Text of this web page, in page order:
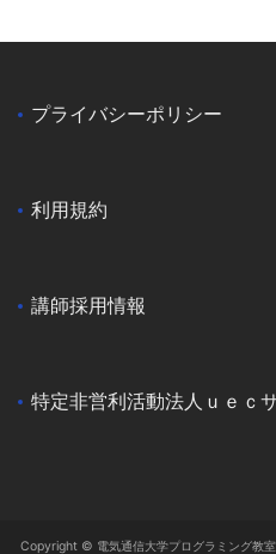
プライバシーポリシー
利用規約
講師採用情報
特定非営利活動法人ｕｅｃ
Copyright © 電気通信大学プログラミング教